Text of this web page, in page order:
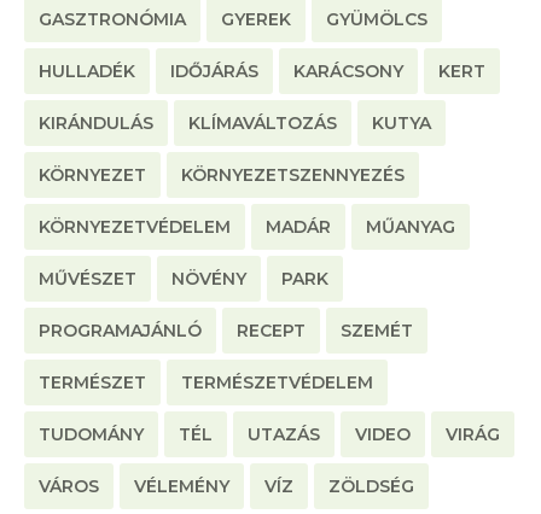
GASZTRONÓMIA GYEREK GYÜMÖLCS
HULLADÉK IDŐJÁRÁS KARÁCSONY KERT
KIRÁNDULÁS KLÍMAVÁLTOZÁS KUTYA
KÖRNYEZET KÖRNYEZETSZENNYEZÉS
KÖRNYEZETVÉDELEM MADÁR MŰANYAG
MŰVÉSZET NÖVÉNY PARK
PROGRAMAJÁNLÓ RECEPT SZEMÉT
TERMÉSZET TERMÉSZETVÉDELEM
TUDOMÁNY TÉL UTAZÁS VIDEO VIRÁG
VÁROS VÉLEMÉNY VÍZ ZÖLDSÉG